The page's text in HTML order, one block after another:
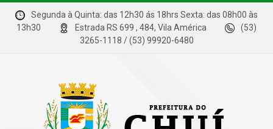
Segunda à Quinta: das 12h30 ás 18hrs Sexta: das 08h00 às
13h30
Estrada RS 699 , 484, Vila América
(53)
3265-1118 / (53) 99920-6480